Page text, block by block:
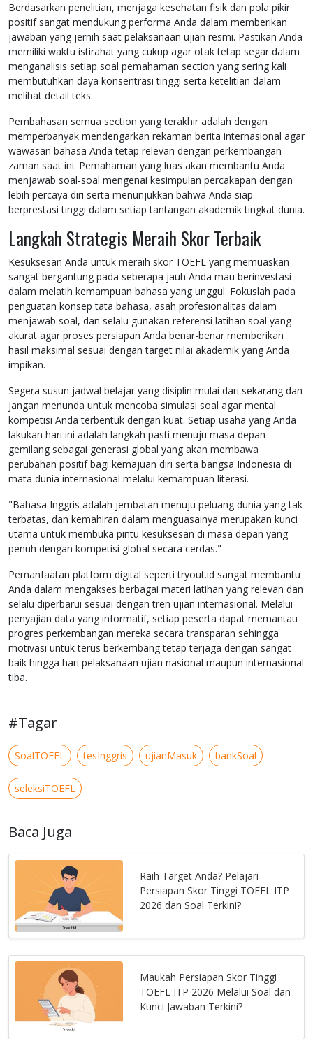
Berdasarkan penelitian, menjaga kesehatan fisik dan pola pikir
positif sangat mendukung performa Anda dalam memberikan
jawaban yang jernih saat pelaksanaan ujian resmi. Pastikan Anda
memiliki waktu istirahat yang cukup agar otak tetap segar dalam
menganalisis setiap soal pemahaman section yang sering kali
membutuhkan daya konsentrasi tinggi serta ketelitian dalam
melihat detail teks.
Pembahasan semua section yang terakhir adalah dengan
memperbanyak mendengarkan rekaman berita internasional agar
wawasan bahasa Anda tetap relevan dengan perkembangan
zaman saat ini. Pemahaman yang luas akan membantu Anda
menjawab soal-soal mengenai kesimpulan percakapan dengan
lebih percaya diri serta menunjukkan bahwa Anda siap
berprestasi tinggi dalam setiap tantangan akademik tingkat dunia.
Langkah Strategis Meraih Skor Terbaik
Kesuksesan Anda untuk meraih skor TOEFL yang memuaskan
sangat bergantung pada seberapa jauh Anda mau berinvestasi
dalam melatih kemampuan bahasa yang unggul. Fokuslah pada
penguatan konsep tata bahasa, asah profesionalitas dalam
menjawab soal, dan selalu gunakan referensi latihan soal yang
akurat agar proses persiapan Anda benar-benar memberikan
hasil maksimal sesuai dengan target nilai akademik yang Anda
impikan.
Segera susun jadwal belajar yang disiplin mulai dari sekarang dan
jangan menunda untuk mencoba simulasi soal agar mental
kompetisi Anda terbentuk dengan kuat. Setiap usaha yang Anda
lakukan hari ini adalah langkah pasti menuju masa depan
gemilang sebagai generasi global yang akan membawa
perubahan positif bagi kemajuan diri serta bangsa Indonesia di
mata dunia internasional melalui kemampuan literasi.
"Bahasa Inggris adalah jembatan menuju peluang dunia yang tak
terbatas, dan kemahiran dalam menguasainya merupakan kunci
utama untuk membuka pintu kesuksesan di masa depan yang
penuh dengan kompetisi global secara cerdas."
Pemanfaatan platform digital seperti tryout.id sangat membantu
Anda dalam mengakses berbagai materi latihan yang relevan dan
selalu diperbarui sesuai dengan tren ujian internasional. Melalui
penyajian data yang informatif, setiap peserta dapat memantau
progres perkembangan mereka secara transparan sehingga
motivasi untuk terus berkembang tetap terjaga dengan sangat
baik hingga hari pelaksanaan ujian nasional maupun internasional
tiba.
#Tagar
SoalTOEFL tesInggris ujianMasuk bankSoal
seleksiTOEFL
Baca Juga
Raih Target Anda? Pelajari
Persiapan Skor Tinggi TOEFL ITP
2026 dan Soal Terkini?
Maukah Persiapan Skor Tinggi
TOEFL ITP 2026 Melalui Soal dan
Kunci Jawaban Terkini?